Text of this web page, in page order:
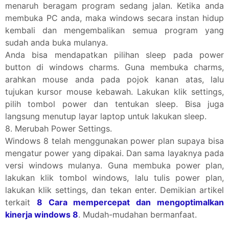
menaruh beragam program sedang jalan. Ketika anda
membuka PC anda, maka windows secara instan hidup
kembali dan mengembalikan semua program yang
sudah anda buka mulanya.
Anda bisa mendapatkan pilihan sleep pada power
button di windows charms. Guna membuka charms,
arahkan mouse anda pada pojok kanan atas, lalu
tujukan kursor mouse kebawah. Lakukan klik settings,
pilih tombol power dan tentukan sleep. Bisa juga
langsung menutup layar laptop untuk lakukan sleep.
8. Merubah Power Settings.
Windows 8 telah menggunakan power plan supaya bisa
mengatur power yang dipakai. Dan sama layaknya pada
versi windows mulanya. Guna membuka power plan,
lakukan klik tombol windows, lalu tulis power plan,
lakukan klik settings, dan tekan enter. Demikian artikel
terkait 8 Cara mempercepat dan mengoptimalkan
kinerja windows 8. Mudah-mudahan bermanfaat.